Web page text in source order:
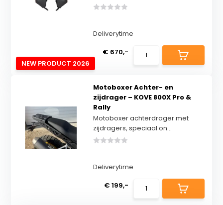
NEW PRODUCT 2026
Deliverytime
€ 670,-
Motoboxer Achter- en
zijdrager – KOVE 800X Pro &
Rally
Motoboxer achterdrager met
zijdragers, speciaal on...
Deliverytime
€ 199,-